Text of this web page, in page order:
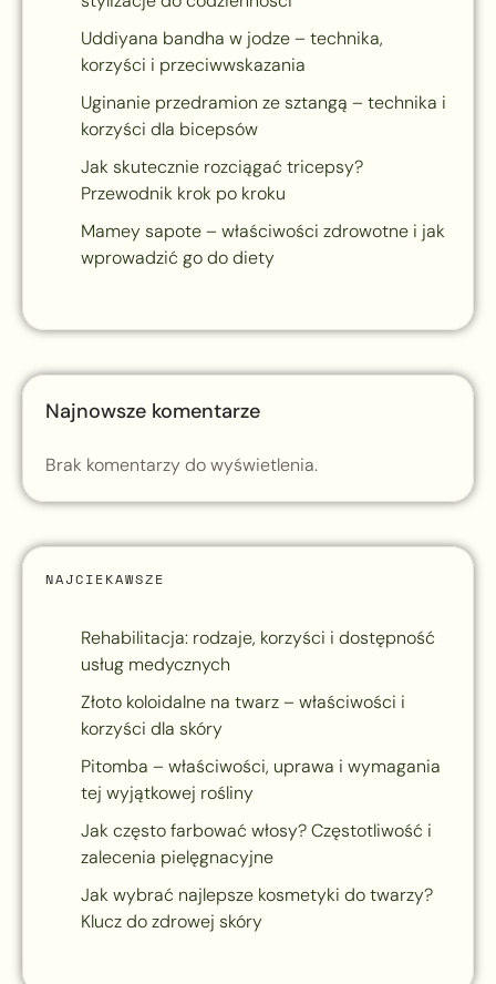
Uddiyana bandha w jodze – technika,
korzyści i przeciwwskazania
Uginanie przedramion ze sztangą – technika i
korzyści dla bicepsów
Jak skutecznie rozciągać tricepsy?
Przewodnik krok po kroku
Mamey sapote – właściwości zdrowotne i jak
wprowadzić go do diety
Najnowsze komentarze
Brak komentarzy do wyświetlenia.
NAJCIEKAWSZE
Rehabilitacja: rodzaje, korzyści i dostępność
usług medycznych
Złoto koloidalne na twarz – właściwości i
korzyści dla skóry
Pitomba – właściwości, uprawa i wymagania
tej wyjątkowej rośliny
Jak często farbować włosy? Częstotliwość i
zalecenia pielęgnacyjne
Jak wybrać najlepsze kosmetyki do twarzy?
Klucz do zdrowej skóry